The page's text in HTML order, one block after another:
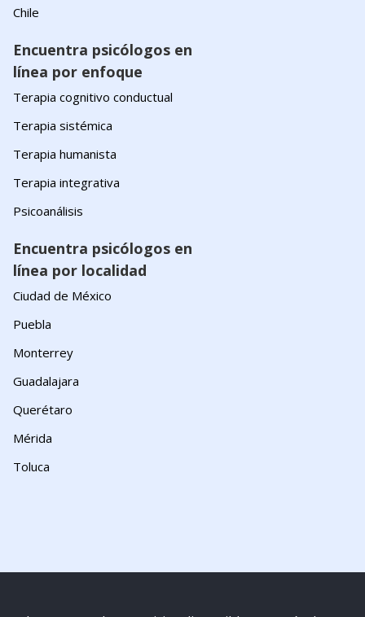
Chile
Encuentra psicólogos en
línea por enfoque
Terapia cognitivo conductual
Terapia sistémica
Terapia humanista
Terapia integrativa
Psicoanálisis
Encuentra psicólogos en
línea por localidad
Ciudad de México
Puebla
Monterrey
Guadalajara
Querétaro
Mérida
Toluca